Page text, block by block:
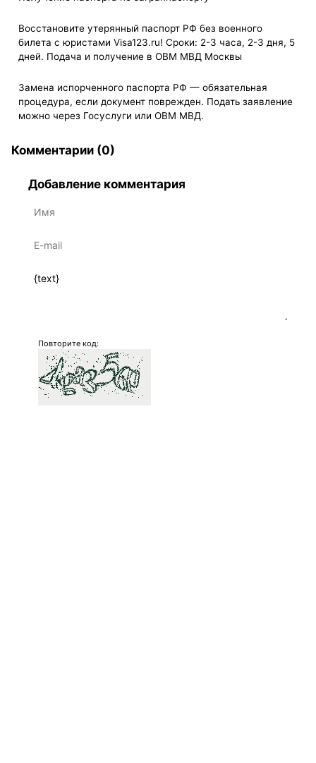
Восстановите утерянный паспорт РФ без военного
билета с юристами Visa123.ru! Сроки: 2-3 часа, 2-3 дня, 5
дней. Подача и получение в ОВМ МВД Москвы
Замена испорченного паспорта РФ — обязательная
процедура, если документ поврежден. Подать заявление
можно через Госуслуги или ОВМ МВД.
Комментарии (0)
Добавление комментария
Повторите код: